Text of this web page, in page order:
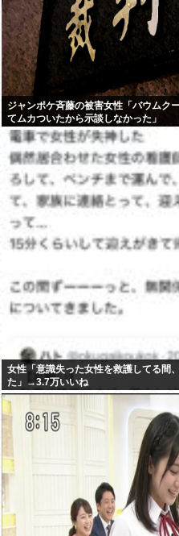
ジャンポケ斉藤の被害女性「バウムク
てムカついたから示談しなかった」
女性「意識失った女性を救護してる間
た」→3.7万いいね